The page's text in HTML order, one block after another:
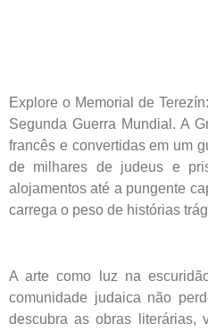
Explore o Memorial de
Segunda Guerra Mundial. A
francês e convertidas em um
de milhares de judeus e
alojamentos até a pungente
carrega o peso de histórias
A arte como luz na
comunidade judaica não
descubra as obras literárias,